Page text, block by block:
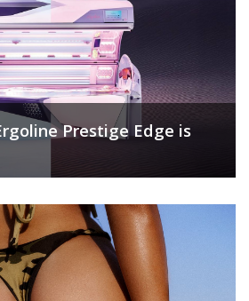
Prestige Edge is